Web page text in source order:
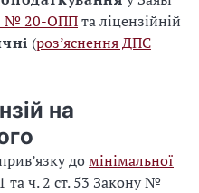
№ 20-ОППта ліцензійній
(роз’яснення ДПС
на
домінімальної
та ч. 2 ст. 53 Закону №